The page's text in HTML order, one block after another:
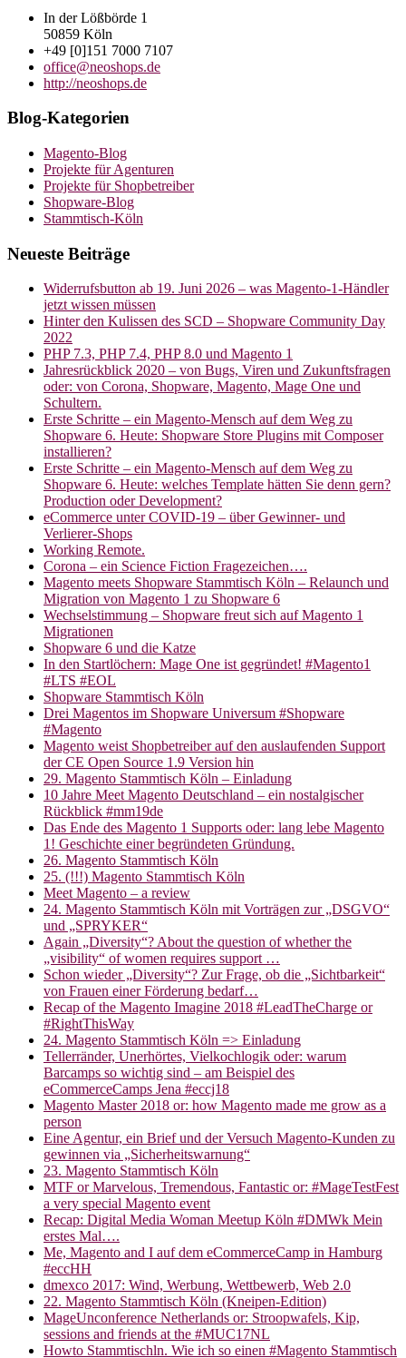
In der Lößbörde 1
50859 Köln
+49 [0]151 7000 7107
office@neoshops.de
http://neoshops.de
Blog-Kategorien
Magento-Blog
Projekte für Agenturen
Projekte für Shopbetreiber
Shopware-Blog
Stammtisch-Köln
Neueste Beiträge
Widerrufsbutton ab 19. Juni 2026 – was Magento-1-Händler
jetzt wissen müssen
Hinter den Kulissen des SCD – Shopware Community Day
2022
PHP 7.3, PHP 7.4, PHP 8.0 und Magento 1
Jahresrückblick 2020 – von Bugs, Viren und Zukunftsfragen
oder: von Corona, Shopware, Magento, Mage One und
Schultern.
Erste Schritte – ein Magento-Mensch auf dem Weg zu
Shopware 6. Heute: Shopware Store Plugins mit Composer
installieren?
Erste Schritte – ein Magento-Mensch auf dem Weg zu
Shopware 6. Heute: welches Template hätten Sie denn gern?
Production oder Development?
eCommerce unter COVID-19 – über Gewinner- und
Verlierer-Shops
Working Remote.
Corona – ein Science Fiction Fragezeichen….
Magento meets Shopware Stammtisch Köln – Relaunch und
Migration von Magento 1 zu Shopware 6
Wechselstimmung – Shopware freut sich auf Magento 1
Migrationen
Shopware 6 und die Katze
In den Startlöchern: Mage One ist gegründet! #Magento1
#LTS #EOL
Shopware Stammtisch Köln
Drei Magentos im Shopware Universum #Shopware
#Magento
Magento weist Shopbetreiber auf den auslaufenden Support
der CE Open Source 1.9 Version hin
29. Magento Stammtisch Köln – Einladung
10 Jahre Meet Magento Deutschland – ein nostalgischer
Rückblick #mm19de
Das Ende des Magento 1 Supports oder: lang lebe Magento
1! Geschichte einer begründeten Gründung.
26. Magento Stammtisch Köln
25. (!!!) Magento Stammtisch Köln
Meet Magento – a review
24. Magento Stammtisch Köln mit Vorträgen zur „DSGVO“
und „SPRYKER“
Again „Diversity“? About the question of whether the
„visibility“ of women requires support …
Schon wieder „Diversity“? Zur Frage, ob die „Sichtbarkeit“
von Frauen einer Förderung bedarf…
Recap of the Magento Imagine 2018 #LeadTheCharge or
#RightThisWay
24. Magento Stammtisch Köln => Einladung
Tellerränder, Unerhörtes, Vielkochlogik oder: warum
Barcamps so wichtig sind – am Beispiel des
eCommerceCamps Jena #eccj18
Magento Master 2018 or: how Magento made me grow as a
person
Eine Agentur, ein Brief und der Versuch Magento-Kunden zu
gewinnen via „Sicherheitswarnung“
23. Magento Stammtisch Köln
MTF or Marvelous, Tremendous, Fantastic or: #MageTestFest
a very special Magento event
Recap: Digital Media Woman Meetup Köln #DMWk Mein
erstes Mal….
Me, Magento and I auf dem eCommerceCamp in Hamburg
#eccHH
dmexco 2017: Wind, Werbung, Wettbewerb, Web 2.0
22. Magento Stammtisch Köln (Kneipen-Edition)
MageUnconference Netherlands or: Stroopwafels, Kip,
sessions and friends at the #MUC17NL
Howto Stammtischln. Wie ich so einen #Magento Stammtisch